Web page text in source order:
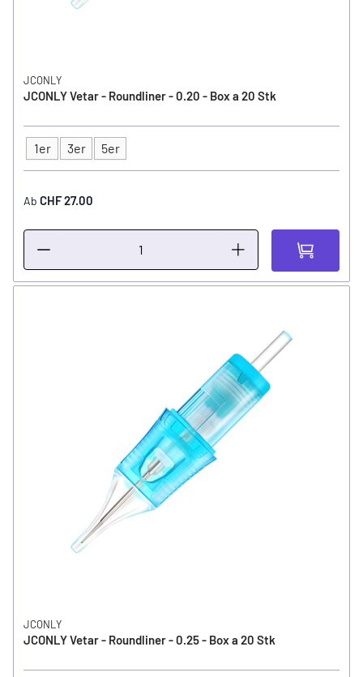
JCONLY
JCONLY Vetar - Roundliner - 0.20 - Box a 20 Stk
Typ
1er 3er 5er
Ab CHF 27.00
JCONLY
JCONLY Vetar - Roundliner - 0.25 - Box a 20 Stk